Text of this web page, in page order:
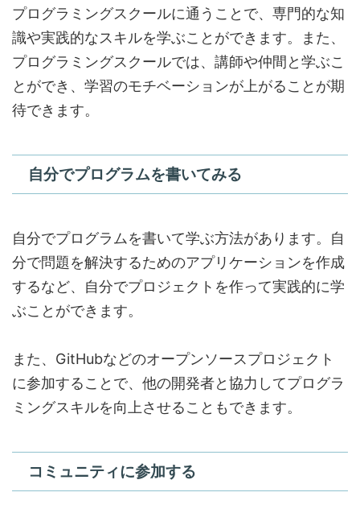
プログラミングスクールに通うことで、専門的な知
識や実践的なスキルを学ぶことができます。また、
プログラミングスクールでは、講師や仲間と学ぶこ
とができ、学習のモチベーションが上がることが期
待できます。
自分でプログラムを書いてみる
自分でプログラムを書いて学ぶ方法があります。自
分で問題を解決するためのアプリケーションを作成
するなど、自分でプロジェクトを作って実践的に学
ぶことができます。
また、GitHubなどのオープンソースプロジェクト
に参加することで、他の開発者と協力してプログラ
ミングスキルを向上させることもできます。
コミュニティに参加する